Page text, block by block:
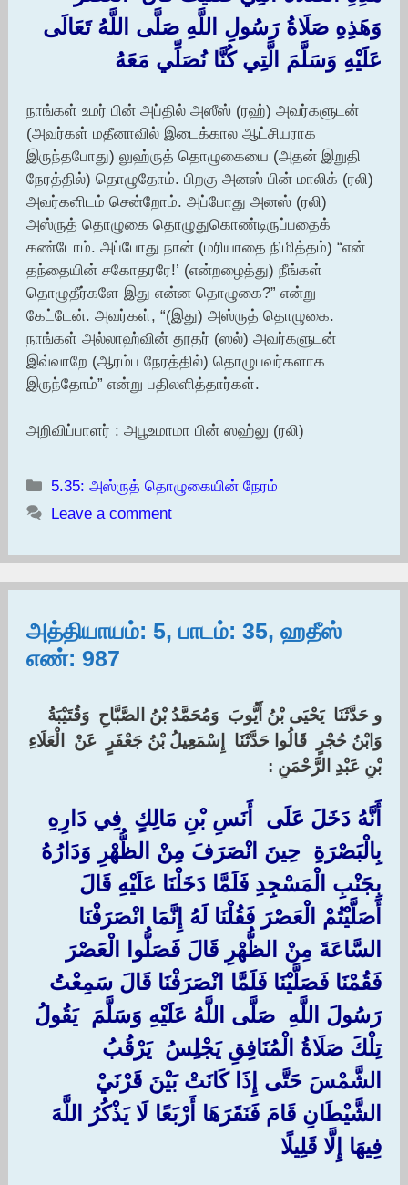
وَهَذِهِ صَلَاةُ رَسُولِ اللَّهِ صَلَّى اللَّهُ تَعَالَى
عَلَيْهِ وَسَلَّمَ الَّتِي كُنَّا نُصَلِّي مَعَهُ
நாங்கள் உமர் பின் அப்தில் அஸீஸ் (ரஹ்) அவர்களுடன்
(அவர்கள் மதீனாவில் இடைக்கால ஆட்சியராக
இருந்தபோது) லுஹ்ருத் தொழுகையை (அதன் இறுதி
நேரத்தில்) தொழுதோம். பிறகு அனஸ் பின் மாலிக் (ரலி)
அவர்களிடம் சென்றோம். அப்போது அனஸ் (ரலி)
அஸ்ருத் தொழுகை தொழுதுகொண்டிருப்பதைக்
கண்டோம். அப்போது நான் (மரியாதை நிமித்தம்) “என்
தந்தையின் சகோதரரே!’ (என்றழைத்து) நீங்கள்
தொழுதீர்களே இது என்ன தொழுகை?” என்று
கேட்டேன். அவர்கள், “(இது) அஸ்ருத் தொழுகை.
நாங்கள் அல்லாஹ்வின் தூதர் (ஸல்) அவர்களுடன்
இவ்வாறே (ஆரம்ப நேரத்தில்) தொழுபவர்களாக
இருந்தோம்” என்று பதிலளித்தார்கள்.
அறிவிப்பாளர் : அபூஉமாமா பின் ஸஹ்லு (ரலி)
Categories
5.35: அஸ்ருத் தொழுகையின் நேரம்
Leave a comment
அத்தியாயம்: 5, பாடம்: 35, ஹதீஸ்
எண்: 987
و حَدَّثَنَا ‏ ‏يَحْيَى بْنُ أَيُّوبَ ‏ ‏وَمُحَمَّدُ بْنُ الصَّبَّاحِ ‏ ‏وَقُتَيْبَةُ ‏
‏وَابْنُ حُجْرٍ ‏ ‏قَالُوا حَدَّثَنَا ‏ ‏إِسْمَعِيلُ بْنُ جَعْفَرٍ ‏ ‏عَنْ ‏ ‏الْعَلَاءِ
بْنِ عَبْدِ الرَّحْمَنِ :‏‏
أَنَّهُ دَخَلَ عَلَى ‏ ‏أَنَسِ بْنِ مَالِكٍ ‏ ‏فِي دَارِهِ ‏
‏بِالْبَصْرَةِ ‏ ‏حِينَ انْصَرَفَ مِنْ الظُّهْرِ وَدَارُهُ
بِجَنْبِ الْمَسْجِدِ فَلَمَّا دَخَلْنَا عَلَيْهِ قَالَ
أَصَلَّيْتُمْ الْعَصْرَ فَقُلْنَا لَهُ إِنَّمَا انْصَرَفْنَا
السَّاعَةَ مِنْ الظُّهْرِ قَالَ فَصَلُّوا الْعَصْرَ
فَقُمْنَا فَصَلَّيْنَا فَلَمَّا انْصَرَفْنَا قَالَ سَمِعْتُ
رَسُولَ اللَّهِ ‏ ‏صَلَّى اللَّهُ عَلَيْهِ وَسَلَّمَ ‏ ‏يَقُولُ ‏
‏تِلْكَ صَلَاةُ الْمُنَافِقِ يَجْلِسُ ‏ ‏يَرْقُبُ ‏
‏الشَّمْسَ حَتَّى إِذَا كَانَتْ بَيْنَ قَرْنَيْ
الشَّيْطَانِ قَامَ فَنَقَرَهَا أَرْبَعًا لَا يَذْكُرُ اللَّهَ
فِيهَا إِلَّا قَلِيلًا